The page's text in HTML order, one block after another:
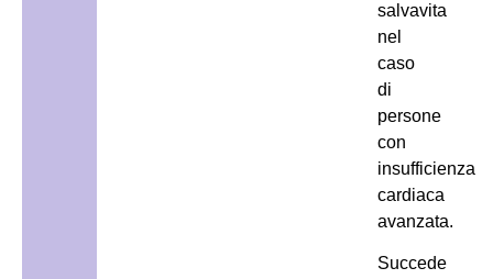
salvavita
nel
caso
di
persone
con
insufficienza
cardiaca
avanzata.
Succede